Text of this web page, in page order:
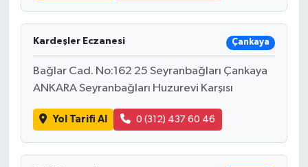
Kardeşler Eczanesi Çankaya
Bağlar Cad. No:162 25 Seyranbağları Çankaya
ANKARA Seyranbağları Huzurevi Karşısı
Yol Tarifi Al 0 (312) 437 60 46